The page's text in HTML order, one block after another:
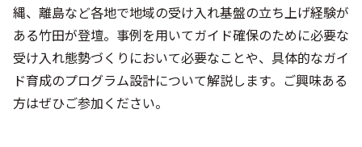
縄、離島など各地で地域の受け入れ基盤の立ち上げ経験が
ある竹田が登壇。事例を用いてガイド確保のために必要な
受け入れ態勢づくりにおいて必要なことや、具体的なガイ
ド育成のプログラム設計について解説します。ご興味ある
方はぜひご参加ください。